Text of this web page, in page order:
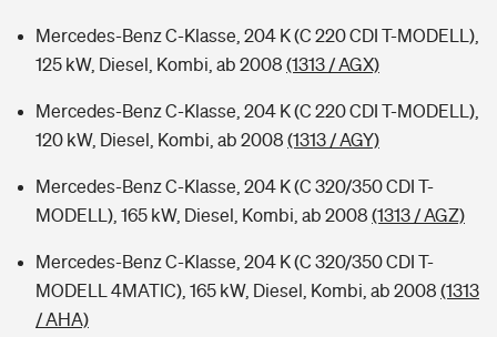
Mercedes-Benz C-Klasse, 204 K (C 220 CDI T-MODELL),
125 kW, Diesel, Kombi, ab 2008 (1313 / AGX)
Mercedes-Benz C-Klasse, 204 K (C 220 CDI T-MODELL),
120 kW, Diesel, Kombi, ab 2008 (1313 / AGY)
Mercedes-Benz C-Klasse, 204 K (C 320/350 CDI T-
MODELL), 165 kW, Diesel, Kombi, ab 2008 (1313 / AGZ)
Mercedes-Benz C-Klasse, 204 K (C 320/350 CDI T-
MODELL 4MATIC), 165 kW, Diesel, Kombi, ab 2008 (1313
/ AHA)